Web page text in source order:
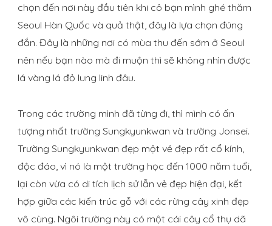
chọn đến nơi này đầu tiên khi cô bạn mình ghé thăm
Seoul Hàn Quốc và quả thật, đây là lựa chọn đúng
đắn. Đây là những nơi có mùa thu đến sớm ở Seoul
nên nếu bạn nào mà đi muộn thì sẽ không nhìn được
lá vàng lá đỏ lung linh đâu.
Trong các trường mình đã từng đi, thì mình có ấn
tượng nhất trường Sungkyunkwan và trường Jonsei.
Trường Sungkyunkwan đẹp một vẻ đẹp rất cổ kính,
độc đáo, vì nó là một trường học đến 1000 năm tuổi,
lại còn vừa có di tích lịch sử lẫn vẻ đẹp hiện đại, kết
hợp giữa các kiến trúc gỗ với các rừng cây xinh đẹp
vô cùng. Ngôi trường này có một cái cây cổ thụ dã